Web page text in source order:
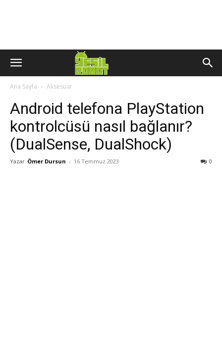
Ana Sayfa Aksesuar
Android telefona PlayStation
kontrolcüsü nasıl bağlanır?
(DualSense, DualShock)
Yazar Ömer Dursun - 16 Temmuz 2023 0